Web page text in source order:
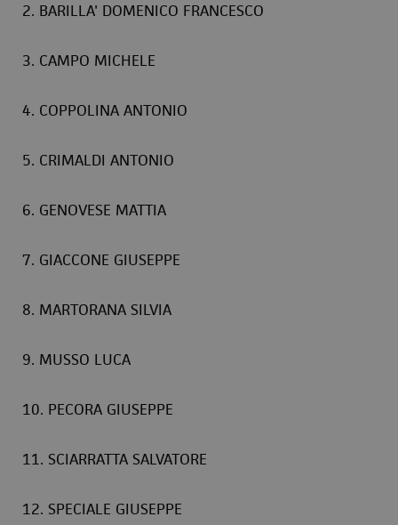
2. BARILLA' DOMENICO FRANCESCO
3. CAMPO MICHELE
4. COPPOLINA ANTONIO
5. CRIMALDI ANTONIO
6. GENOVESE MATTIA
7. GIACCONE GIUSEPPE
8. MARTORANA SILVIA
9. MUSSO LUCA
10. PECORA GIUSEPPE
11. SCIARRATTA SALVATORE
12. SPECIALE GIUSEPPE